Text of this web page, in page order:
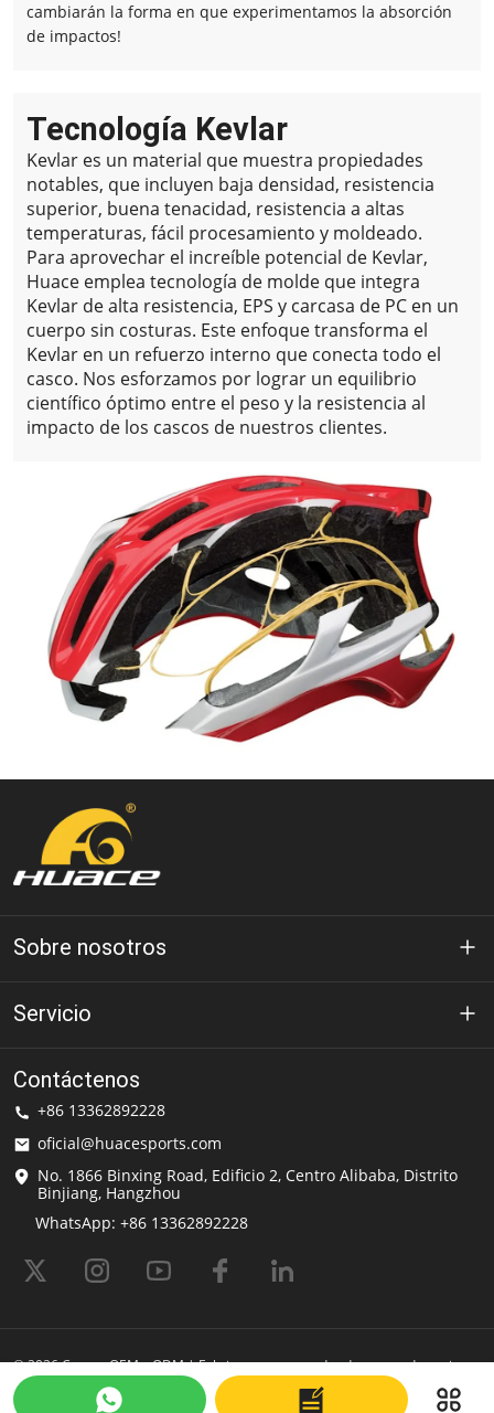
cambiarán la forma en que experimentamos la absorción
de impactos!
Tecnología Kevlar
Kevlar es un material que muestra propiedades
notables, que incluyen baja densidad, resistencia
superior, buena tenacidad, resistencia a altas
temperaturas, fácil procesamiento y moldeado.
Para aprovechar el increíble potencial de Kevlar,
Huace emplea tecnología de molde que integra
Kevlar de alta resistencia, EPS y carcasa de PC en un
cuerpo sin costuras. Este enfoque transforma el
Kevlar en un refuerzo interno que conecta todo el
casco. Nos esforzamos por lograr un equilibrio
científico óptimo entre el peso y la resistencia al
impacto de los cascos de nuestros clientes.
Sobre nosotros
Acerca de Huace
Solución
Servicio
política de privacidad
Condiciones de uso
Servicio de envío
preguntas frecuentes
Contáctenos
+86 13362892228
oficial@huacesports.com
No. 1866 Binxing Road, Edificio 2, Centro Alibaba, Distrito
Binjiang, Hangzhou
WhatsApp: +86 13362892228
© 2026 Cascos OEM y ODM | Fabricante y proveedor de cascos deportivos
| HuaceDeportes Impulsado por Shopastro